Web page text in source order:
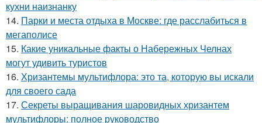
кухни наизнанку
14. Парки и места отдыха в Москве: где расслабиться в
мегаполисе
15. Какие уникальные факты о Набережных Челнах
могут удивить туристов
16. Хризантемы мультифлора: это та, которую вы искали
для своего сада
17. Секреты выращивания шаровидных хризантем
мультифлоры: полное руководство